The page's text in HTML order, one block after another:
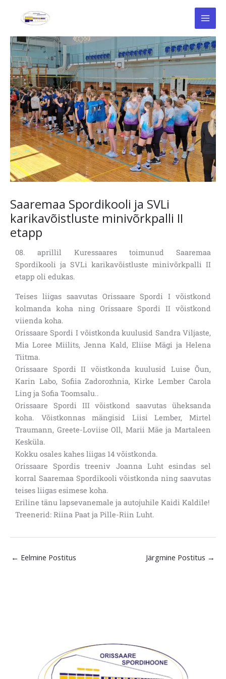
Saaremaa Spordikooli ja SVLi
karikavõistluste minivõrkpalli II
etapp
08. aprillil Kuressaares toimunud Saaremaa
Spordikooli ja SVLi karikavõistluste minivõrkpalli II
etapp oli edukas.
Teises liigas saavutas Orissaare Spordi I võistkond
kolmanda koha ning Orissaare Spordi II võistkond
viienda koha.
Orissaare Spordi I võistkonda kuulusid Sandra Viljaste,
Mia Loree Miilits, Jenna Kald, Eliise Mägi ja Helena
Tiitma.
Orissaare Spordi II võistkonda kuulusid Luise Õun,
Karin Labo, Sofiia Zadorozhnia, Kirke Lember Carola
Ling ja Sofia Toomsalu..
Orissaare Spordi III võistkond saavutas üheksanda
koha. Võistkonnas mängisid Liisi Lember, Mirtel
Traumann, Greete-Loviise Oll, Marii Mäe ja Martaleen
Kesküla.
Kokku osales kahes liigas 14 võistkonda.
Orissaare Spordis treeniv Joanna Luht esindas sel
korral Saaremaa Spordikooli võistkonda ning saavutas
teises liigas esimese koha.
Eriline tänu lapsevanemale ja autojuhile Kaidi Kaldile!
Treenerid: Riina Paat ja Pille-Riin Luht.
← Eelmine Postitus Järgmine Postitus →